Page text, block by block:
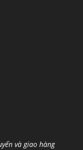
và giao hàng